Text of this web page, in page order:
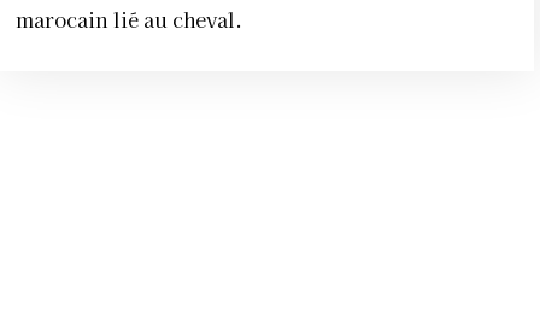
marocain lié au cheval.